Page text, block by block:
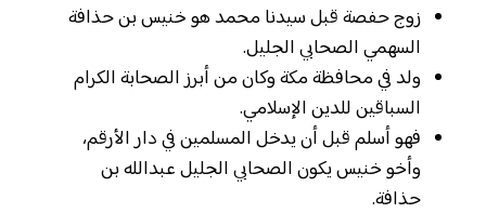
زوج حفصة قبل سيدنا محمد هو خنيس بن حذافة
السهمي الصحابي الجليل.
ولد في محافظة مكة وكان من أبرز الصحابة الكرام
السباقين للدين الإسلامي.
فهو أسلم قبل أن يدخل المسلمين في دار الأرقم،
وأخو خنيس يكون الصحابي الجليل عبدالله بن
حذافة.